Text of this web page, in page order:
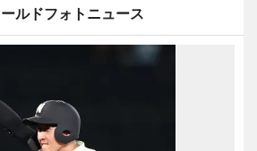
ルドフォトニュース